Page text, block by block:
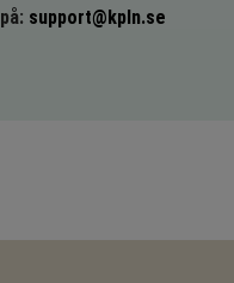
på: support@kpln.se